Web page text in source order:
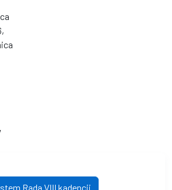
Rada VIII kadencji